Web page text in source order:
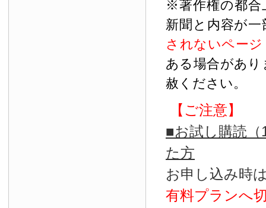
※著作権の都合
新聞と内容が
されないペー
ある場合があ
赦ください。
【ご注意】
■お試し購読
た方
お申し込み時
有料プランへ